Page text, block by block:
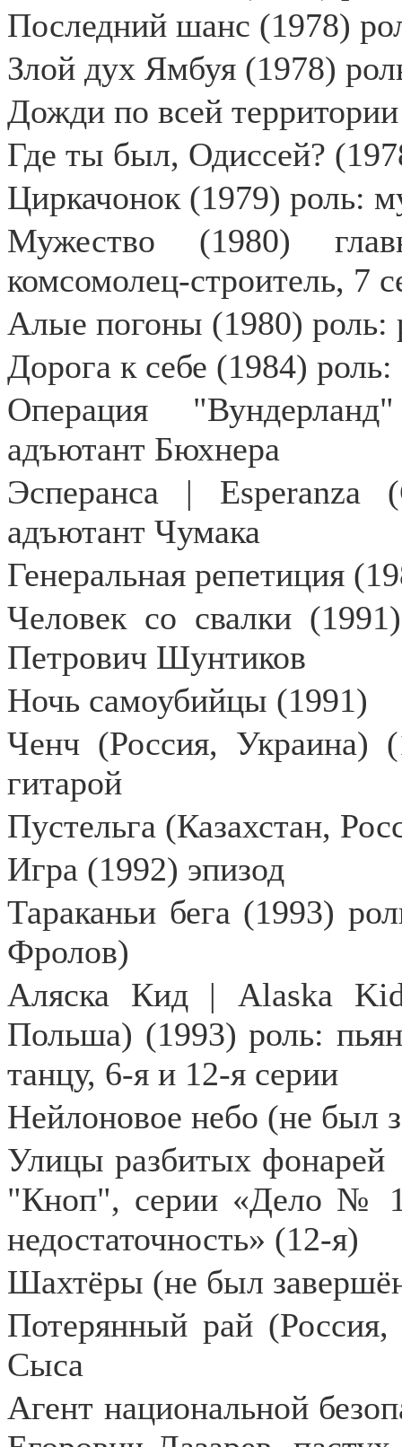
Последний шанс (1978)
Злой дух Ямбуя (1978)
Дожди по всей
Где ты был, Одиссей?
Циркачонок (1979) роль:
Мужество (1980)
комсомолец-строитель, 7
Алые погоны (1980) роль:
Дорога к себе (1984)
Операция
адъютант Бюхнера
Эсперанса | Esperanza
адъютант Чумака
Генеральная репетиция
Человек со свалки
Петрович Шунтиков
Ночь самоубийцы (1991)
Ченч (Россия, Украина)
гитарой
Пустельга (Казахстан,
Игра (1992) эпизод
Тараканьи бега (1993)
Фролов)
Аляска Кид | Alaska
Польша) (1993) роль:
танцу, 6-я и 12-я серии
Нейлоновое небо (не был
Улицы разбитых фонарей
"Кноп", серии «Дело №
недостаточность» (12-я)
Шахтёры (не был
Потерянный рай
Сыса
Агент национальной